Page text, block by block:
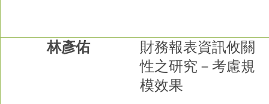
會
林彥佑
財務報表資訊攸關
性之研究－考慮規
模效果